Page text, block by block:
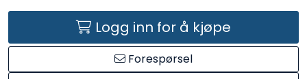
Logg inn for å kjøpe
Forespørsel